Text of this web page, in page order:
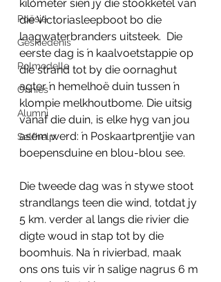
Poësie
Geskiedenis
Rolmodelle
Onnies
Alumni
Selfhelp
kilometer sien jy die stookketel van
die Victoriasleepboot bo die
laagwaterbranders uitsteek.  Die
eerste dag is ŉ kaalvoetstappie op
die strand tot by die oornaghut
agter ŉ hemelhoë duin tussen ŉ
klompie melkhoutbome. Die uitsig
vanaf die duin, is elke hyg van jou
asem werd: ŉ Poskaartprentjie van
boepensduine en blou-blou see.
Die tweede dag was ŉ stywe stoot
strandlangs teen die wind, totdat jy
5 km. verder al langs die rivier die
digte woud in stap tot by die
boomhuis. Na ŉ rivierbad, maak
ons ons tuis vir ŉ salige nagrus 6 m